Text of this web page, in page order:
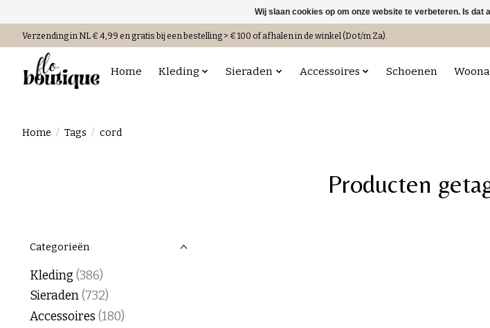
Verzending in NL € 4,99 en gratis bij een bestelling > € 100 of afhalen in de winkel (Do t/m Za).
Home Kleding Sieraden Accessoires Schoenen
Home / Tags / cord
Producten
Categorieën
Kleding(386)
Sieraden(732)
Accessoires (180)
Wij slaan cookies op om onze website te verbeteren. Is dat